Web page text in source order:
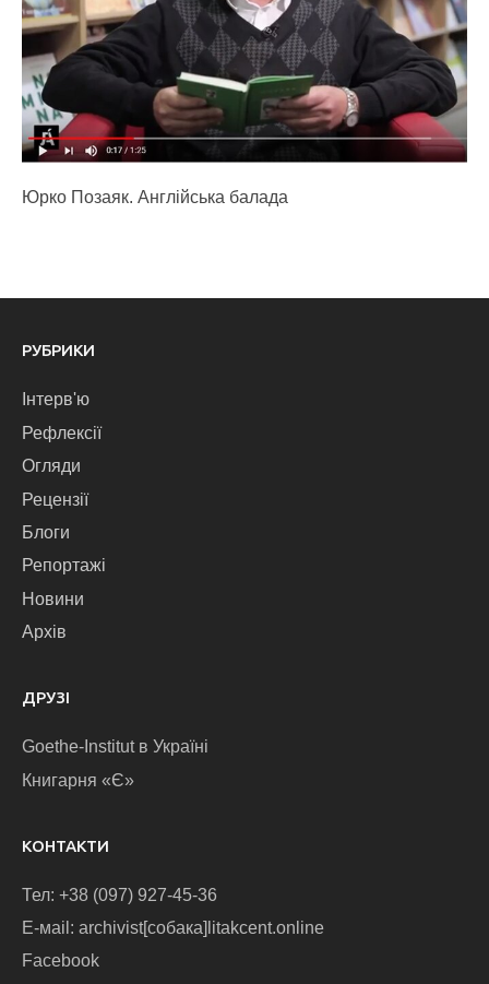
Юрко Позаяк. Англійська балада
РУБРИКИ
Інтерв'ю
Рефлексії
Огляди
Рецензії
Блоги
Репортажі
Новини
Архів
ДРУЗІ
Goethe-Institut в Україні
Книгарня «Є»
КОНТАКТИ
Тел: +38 (097) 927-45-36
E-маіl: archivist[собака]litakcent.online
Facebook